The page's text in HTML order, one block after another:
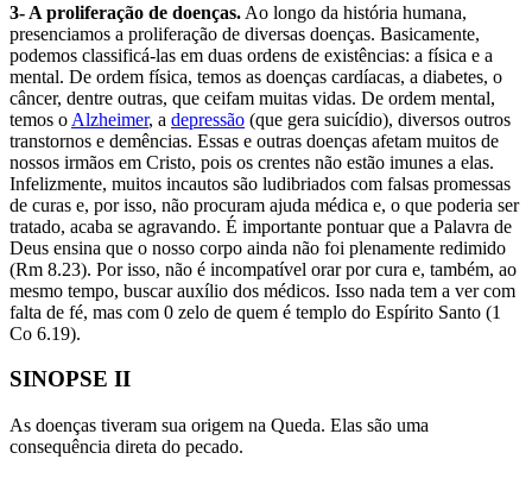
3- A proliferação de doenças. Ao longo da história humana,
presenciamos a proliferação de diversas doenças. Basicamente,
podemos classificá-las em duas ordens de existências: a física e a
mental. De ordem física, temos as doenças cardíacas, a diabetes, o
câncer, dentre outras, que ceifam muitas vidas. De ordem mental,
temos o Alzheimer, a depressão (que gera suicídio), diversos outros
transtornos e demências. Essas e outras doenças afetam muitos de
nossos irmãos em Cristo, pois os crentes não estão imunes a elas.
Infelizmente, muitos incautos são ludibriados com falsas promessas
de curas e, por isso, não procuram ajuda médica e, o que poderia ser
tratado, acaba se agravando. É importante pontuar que a Palavra de
Deus ensina que o nosso corpo ainda não foi plenamente redimido
(Rm 8.23). Por isso, não é incompatível orar por cura e, também, ao
mesmo tempo, buscar auxílio dos médicos. Isso nada tem a ver com
falta de fé, mas com 0 zelo de quem é templo do Espírito Santo (1
Co 6.19).
SINOPSE II
As doenças tiveram sua origem na Queda. Elas são uma
consequência direta do pecado.